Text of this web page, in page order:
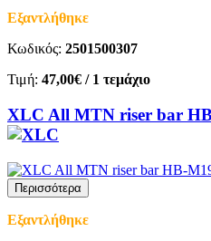
Εξαντλήθηκε
Κωδικός: 2501500307
Τιμή: 47,00€ / 1 τεμάχιο
XLC All MTN riser bar
Περισσότερα
Εξαντλήθηκε